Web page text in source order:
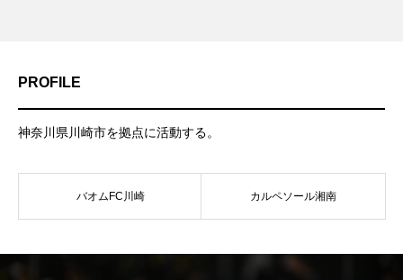
PROFILE
神奈川県川崎市を拠点に活動する。
バオムFC川崎 カルペソール湘南